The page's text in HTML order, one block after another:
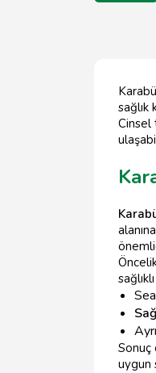
sağlık
Cinsel
Sonuç
uygun